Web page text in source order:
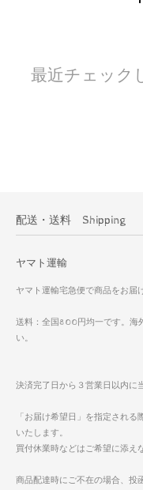
最近チェック
配送・送料 Shipping
ヤマト運輸
ヤマト運輸宅急便で商品をお届
送料：全国800円均一です。海
い。
決済完了日から３営業日以内に
「お届け希望日」を指定され
いたします。
買付休業時などはご希望に添え
商品配達時にご不在の場合、投